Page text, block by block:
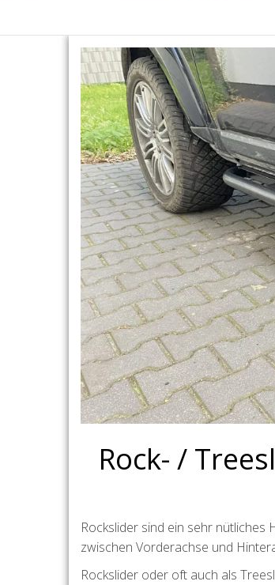
Rock- /
Rockslider sind ein sehr
zwischen Vorderachse und
Rockslider oder oft auch als